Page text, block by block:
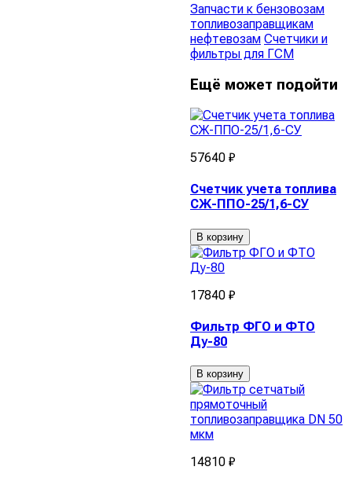
Запчасти к бензовозам
топливозаправщикам
нефтевозам Счетчики и
фильтры для ГСМ
Ещё может подойти
57640 ₽
Счетчик учета топлива
СЖ-ППО-25/1,6-СУ
В корзину
17840 ₽
Фильтр ФГО и ФТО
Ду-80
В корзину
14810 ₽